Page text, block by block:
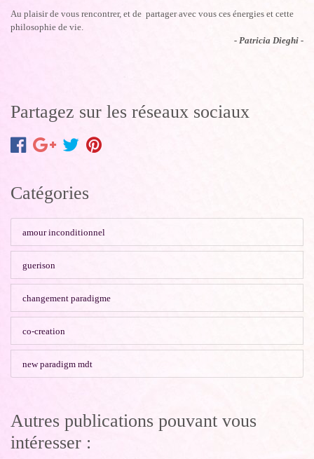
Au plaisir de vous rencontrer, et de partager avec vous ces énergies et cette
philosophie de vie.
- Patricia Dieghi -
Partagez sur les réseaux sociaux
Catégories
amour inconditionnel
guerison
changement paradigme
co-creation
new paradigm mdt
Autres publications pouvant vous
intéresser :